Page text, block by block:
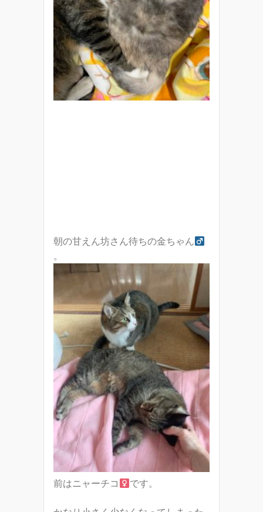
朝の甘えん坊さん待ちの金ちゃん
。
前はニャーチコ です。